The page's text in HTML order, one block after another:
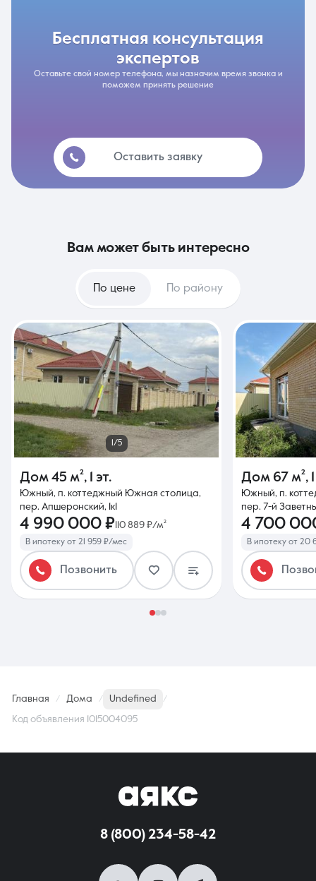
бесплатная консультация
экспертов
Оставьте свой номер телефона, мы назначим время звонка и
поможем принять решение
Оставить заявку
вам может быть интересно
По цене По району
1/5
Дом 45 м², 1 эт.
Южный, п. коттеджный Южная столица,
пер. Апшеронский, 1к1
4 990 000 ₽ 110 889 ₽/м²
В ипотеку от 21 959 ₽/мес
Позвонить
Дом 67 м²,
Южный, п.
пер. 7-й
4 700
В ипотеку от 20
Главная Дома Undefined
Код объявления 1015004095
8 (800) 234-58-42